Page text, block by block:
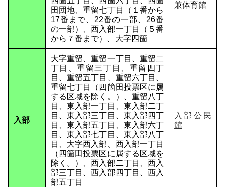
田団地、重留七丁目（１番から
17番まで、22番の一部、26番
の一部）、西入部一丁目（５番
から７番まで）、大字四箇
兼体育館
入部
大字重留、重留一丁目、重留二
丁目、重留三丁目、重留四丁
目、重留五丁目、重留六丁目、
重留七丁目（四箇田投票区に属
する区域を除く。）、重留八丁
目、東入部一丁目、東入部二丁
目、東入部三丁目、東入部四丁
目、東入部五丁目、東入部六丁
目、東入部七丁目、東入部八丁
目、大字西入部、西入部一丁目
（四箇田投票区に属する区域を
除く。）、西入部二丁目、西入
部三丁目、西入部四丁目、西入
部五丁目
入部公民
館